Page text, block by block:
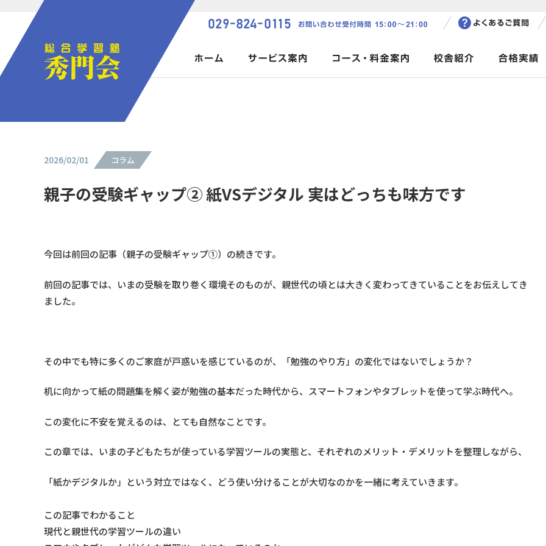
2026/02/01 コラム
親子の受験ギャップ② 紙VSデジタル 実はどっちも味方です
今回は前回の記事（親子の受験ギャップ①）の続きです。
前回の記事では、いまの受験を取り巻く環境そのものが、親世代の頃とは大きく変わってきていることをお伝えしてき
ました。
その中でも特に多くのご家庭が戸惑いを感じているのが、「勉強のやり方」の変化ではないでしょうか？
机に向かって紙の問題集を解く姿が勉強の基本だった時代から、スマートフォンやタブレットを使って学ぶ時代へ。
この変化に不安を覚えるのは、とても自然なことです。
この章では、いまの子どもたちが使っている学習ツールの実態と、それぞれのメリット・デメリットを整理しながら、
「紙かデジタルか」という対立ではなく、どう使い分けることが大切なのかを一緒に考えていきます。
この記事でわかること
現代と親世代の学習ツールの違い